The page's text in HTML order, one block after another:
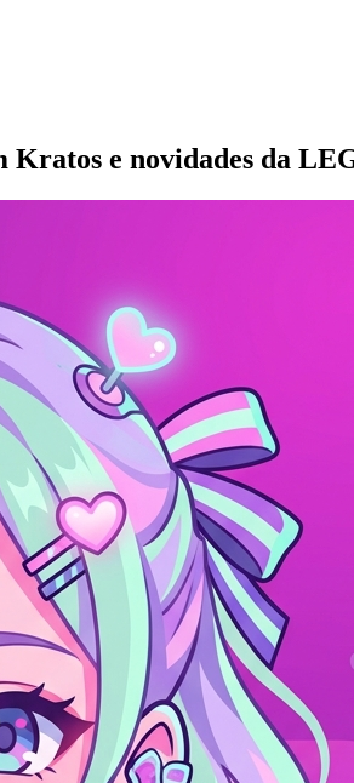
Kratos e novidades da